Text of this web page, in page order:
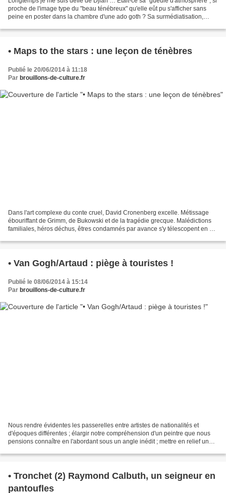
proche de l'image type du "beau ténébreux" qu'elle eût pu s'afficher sans
peine en poster dans la chambre d'une ado goth ? Sa surmédiatisation,
• Maps to the stars : une leçon de ténèbres
Publié le 20/06/2014 à 11:18
Par brouillons-de-culture.fr
Dans l'art complexe du conte cruel, David Cronenberg excelle. Métissage
ébouriffant de Grimm, de Bukowski et de la tragédie grecque. Malédictions
familiales, héros déchus, êtres condamnés par avance s'y télescopent en de
• Van Gogh/Artaud : piège à touristes !
Publié le 08/06/2014 à 15:14
Par brouillons-de-culture.fr
Nous rendre évidentes les passerelles entre artistes de nationalités et
d'époques différentes ; élargir notre compréhension d'un peintre que nous
pensions connaître en l'abordant sous un angle inédit ; mettre en relief un
• Tronchet (2) Raymond Calbuth, un seigneur en
pantoufles